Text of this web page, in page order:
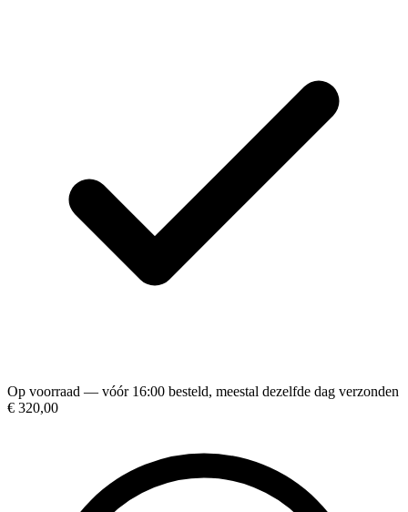
Op voorraad — vóór 16:00 besteld, meestal dezelfde dag verzonden
€ 320,00